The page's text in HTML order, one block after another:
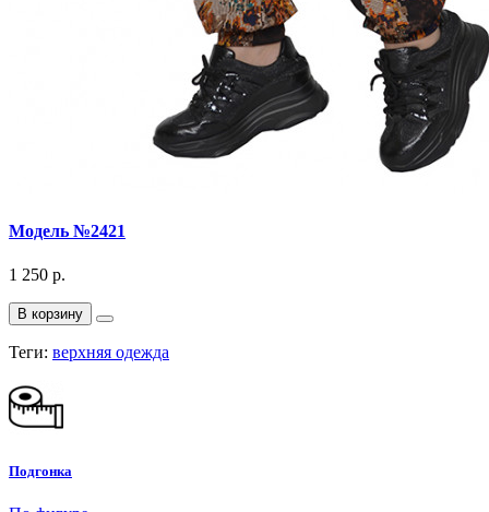
Модель №2421
1 250 р.
В корзину
Теги: верхняя одежда
Подгонка